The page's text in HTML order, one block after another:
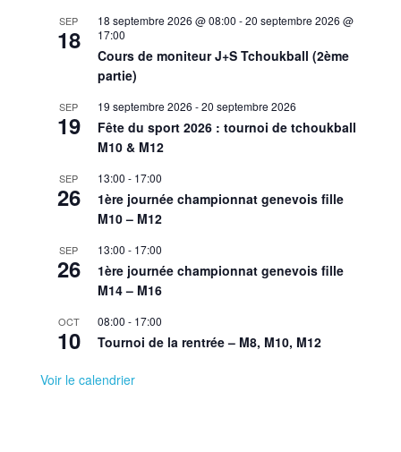
SEP
18
18 septembre 2026 @ 08:00 -20 septembre 2026 @
17:00
Cours de moniteur J+S Tchoukball (2ème
partie)
SEP
19
19 septembre 2026 -20 septembre 2026
Fête du sport 2026 : tournoi de tchoukball
M10 & M12
SEP
26
13:00 - 17:00
1ère journée championnat genevois fille
M10 – M12
SEP
26
13:00 - 17:00
1ère journée championnat genevois fille
M14 – M16
OCT
10
08:00 - 17:00
Tournoi de la rentrée – M8, M10, M12
Voir le calendrier